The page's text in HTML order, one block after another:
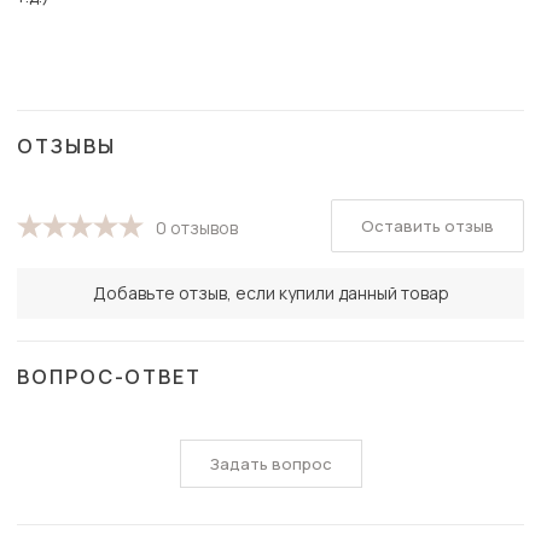
ОТЗЫВЫ
0 отзывов
Добавьте отзыв, если купили данный товар
Оставить отзыв
ВОПРОС-ОТВЕТ
Задать вопрос